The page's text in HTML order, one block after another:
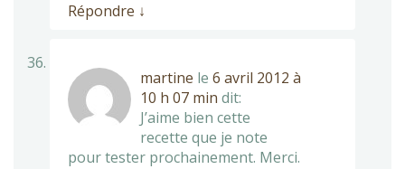
Répondre ↓
martine le 6 avril 2012 à
10 h 07 min dit:
J’aime bien cette
recette que je note
pour tester prochainement. Merci.